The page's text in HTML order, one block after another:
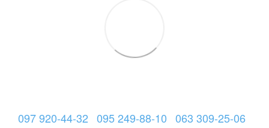
097 920-44-32 095 249-88-10 063 309-25-06